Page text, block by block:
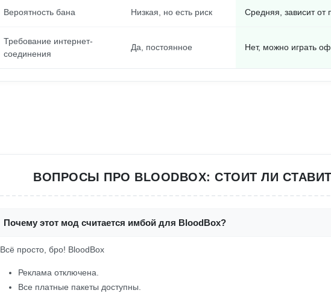
Вероятность бана Низкая, но есть риск Средняя, зависит от
Требование интернет-
соединения
Да, постоянное Нет, можно играть
ВОПРОСЫ ПРО BLOODBOX: СТОИТ ЛИ
Почему этот мод считается имбой для BloodBox?
Всё просто, бро! BloodBox
Реклама отключена.
Все платные пакеты доступны.